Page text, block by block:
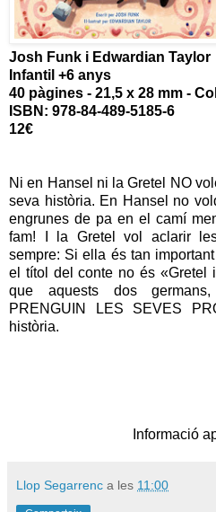
Josh Funk i Edwardian Taylor
Infantil +6 anys
40 pàgines - 21,5 x 28 mm -
ISBN: 978-84-489-5185-6
12€
Ni en Hansel ni la Gretel NO
seva història. En Hansel no
engrunes de pa en el camí
fam! I la Gretel vol aclarir
sempre: Si ella és tan
el títol del conte no és «Gretel
que aquests dos
PRENGUIN LES SEVES
història.
Informació
Llop Segarrenc a les 11:00